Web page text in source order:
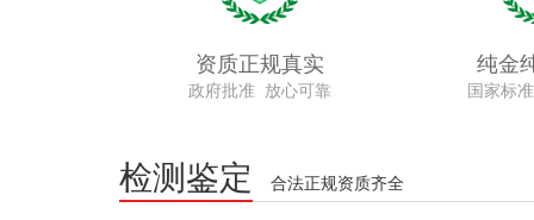
资质正规真实
政府批准 放心可靠
纯金
国家标
检测鉴定 合法正规资质齐全